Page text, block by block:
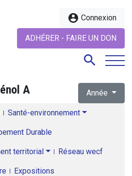
account_circle Connexion
ADHÉRER - FAIRE UN DON
search
A Année
Santé-environnement
Durable
territorial Réseau wecf
Expositions